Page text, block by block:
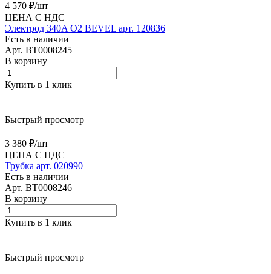
4 570 ₽/шт
ЦЕНА С НДС
Электрод 340A O2 BEVEL арт. 120836
Есть в наличии
Арт. BT0008245
В корзину
Купить в 1 клик
Быстрый просмотр
3 380 ₽/шт
ЦЕНА С НДС
Трубка арт. 020990
Есть в наличии
Арт. BT0008246
В корзину
Купить в 1 клик
Быстрый просмотр